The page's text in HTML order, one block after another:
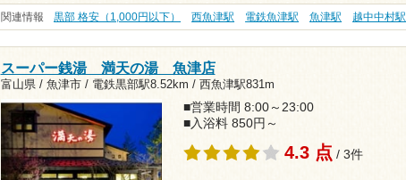
関連情報 黒部 格安（1,000円以下） 西魚津駅 電鉄魚津駅 魚津駅 越中中村駅
スーパー銭湯 満天の湯 魚津店
富山県 / 魚津市 / 電鉄黒部駅8.52km / 西魚津駅831m
■営業時間 8:00～23:00
■入浴料 850円～
4.3 点 / 3件